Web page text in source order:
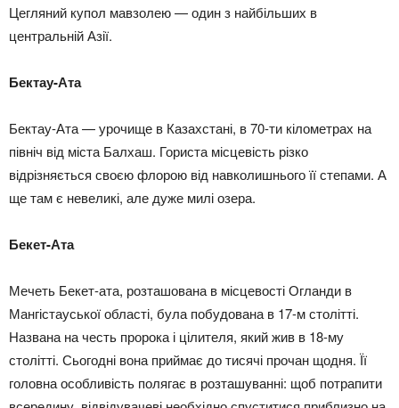
Цегляний купол мавзолею — один з найбільших в
центральній Азії.
Бектау-Ата
Бектау-Ата — урочище в Казахстані, в 70-ти кілометрах на
північ від міста Балхаш. Гориста місцевість різко
відрізняється своєю флорою від навколишнього її степами. А
ще там є невеликі, але дуже милі озера.
Бекет-Ата
Мечеть Бекет-ата, розташована в місцевості Огланди в
Мангістауської області, була побудована в 17-м столітті.
Названа на честь пророка і цілителя, який жив в 18-му
столітті. Сьогодні вона приймає до тисячі прочан щодня. Її
головна особливість полягає в розташуванні: щоб потрапити